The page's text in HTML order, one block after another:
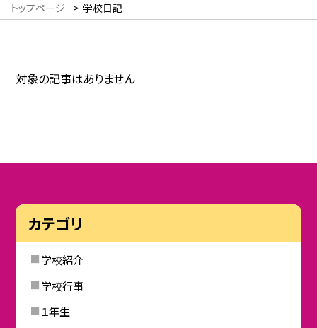
トップページ > 学校日記
対象の記事はありません
カテゴリ
学校紹介
学校行事
１年生